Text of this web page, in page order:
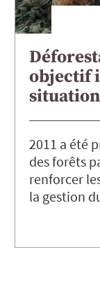
objectif
2011 a été
des forêts
renforcer
la gestion